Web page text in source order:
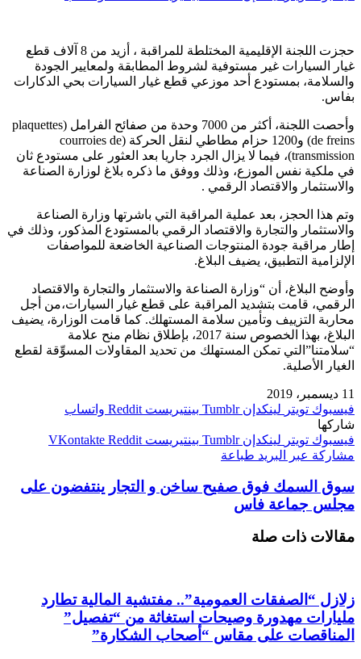
حجزت اللجنة الإقليمية المختلطة للمراقبة ، أزيد من 8 آلاف قطع
غيار السيارات غير مستوفية لشروط المطابقة ولمعايير الجودة
والسلامة، بمستودع أحد موزعي قطع غيار السيارات بحي الدكارات
بفاس.
وأحصت اللجنة، أكثر من 7000 وحدة من صفائح الفرامل (plaquettes
de freins) و1200 حزام مطاطي لنقل الحركة (courroies de
transmission)، فيما لا يزال الجرد جاريا بعد العثور على مستودع ثان
في ملكية نفس الموزع، وذلك ووفق ما ذكره بلاغ لوزارة الصناعة
والاستثمار والاقتصاد الرقمي .
وتم هذا الحجز، بعد عملية المراقبة التي باشرتها وزارة الصناعة
والاستثمار والتجارة والاقتصاد الرقمي بالمستودع المذكور، وذلك في
إطار مراقبة جودة المنتوجات الصناعية الخاضعة للمواصفات
الإلزامية التطبيق، يضيف البلاغ.
وأوضح البلاغ، أن “وزارة الصناعة والاستثمار والتجارة والاقتصاد
الرقمي، قامت بتشديد المراقبة على قطع غيار السيارات،من أجل
محاربة التزييف وتأمين سلامة المستهلك. كما قامت الوزارة، يضيف
البلاغ، بهذا الخصوص سنة 2017، بإطلاق نظام منح علامة
“سلامتنا”التي تمكن المستهلك من تحديد المقاولات المسوِّقة لقطع
الغيار الأصلية.
11 ديسمبر، 2019
فيسبوك تويتر لينكدإن بينتيريست
واتساب
شاركها
فيسبوك تويتر لينكدإن بينتيريست
مشاركة عبر البريد طباعة
سوق السمك فوق صفيح ساخن و التجار ينتفضون على
مجلس جماعة فاس
مقالات ذات صلة
زلازل “الصفقات العمومية”.. مفتشية المالية تطارد
مليارات مهدورة وصيحات استغاثة من “تفصيل”
المناقصات على مقاس “أصحاب الشكارة”